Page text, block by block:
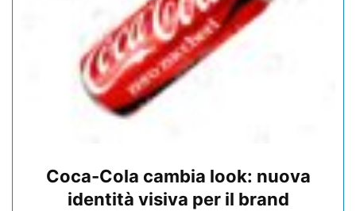
Coca-Cola cambia look: nuova
identità visiva per il brand